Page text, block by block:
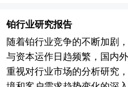
务的发展进行详尽深入的分
的政策经济发展环境对维生
范建议进行分析。最后提出
研究观点，以供投资决策者
规划是国家对经济社会发展
（计划）最多的国家。“十四
会发展的重要历史性窗口期
建设战略目标，向全面实现
铂行业研究报告
随着铂行业竞争的不断加剧
与资本运作日趋频繁，国内
重视对行业市场的分析研究